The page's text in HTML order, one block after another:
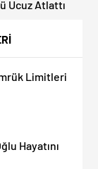
Limitleri
Hayatını
Ucuz Atlattı